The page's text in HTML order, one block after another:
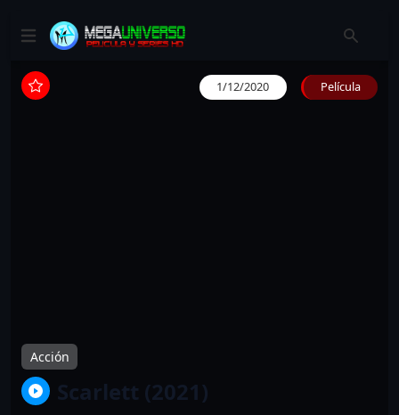
1/12/2020 Película
Acción
Scarlett (2021)